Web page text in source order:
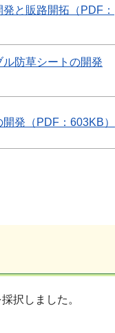
と販路開拓（PDF：
防草シートの開発
発（PDF：603KB）
択しました。